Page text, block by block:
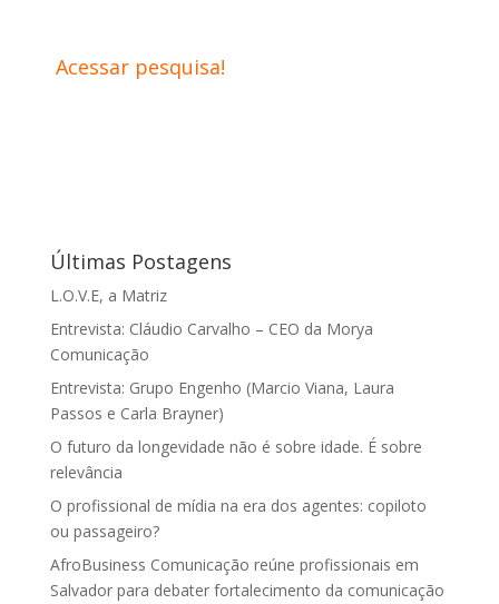
Acessar pesquisa!
Últimas Postagens
L.O.V.E, a Matriz
Entrevista: Cláudio Carvalho – CEO da Morya
Comunicação
Entrevista: Grupo Engenho (Marcio Viana, Laura
Passos e Carla Brayner)
O futuro da longevidade não é sobre idade. É sobre
relevância
O profissional de mídia na era dos agentes: copiloto
ou passageiro?
AfroBusiness Comunicação reúne profissionais em
Salvador para debater fortalecimento da comunicação